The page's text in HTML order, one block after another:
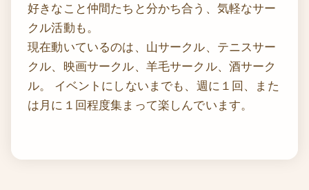
好きなこと仲間たちと分かち合う、気軽なサー
クル活動も。
現在動いているのは、山サークル、テニスサー
クル、映画サークル、羊毛サークル、酒サーク
ル。 イベントにしないまでも、週に１回、また
は月に１回程度集まって楽しんでいます。